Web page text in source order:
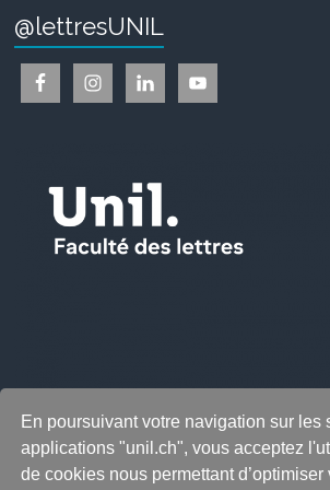
En poursuivant votre navigation sur les
applications "unil.ch", vous acceptez
de cookies nous permettant d’optimiser
@lettresUNIL